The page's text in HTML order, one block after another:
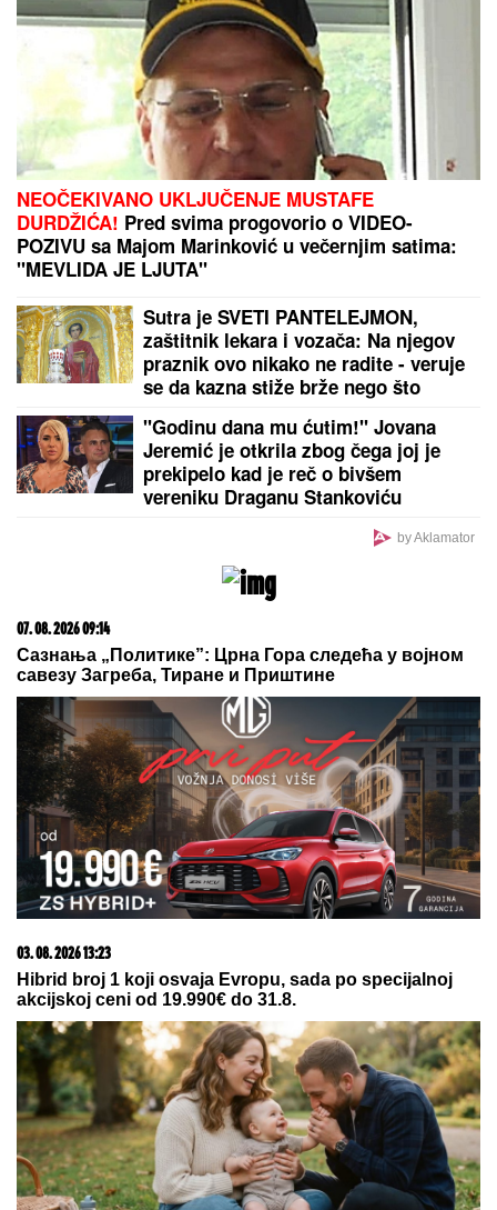
NEOČEKIVANO UKLJUČENJE MUSTAFE
DURDŽIĆA! Pred svima progovorio o VIDEO-
POZIVU sa Majom Marinković u večernjim satima:
"MEVLIDA JE LJUTA"
Sutra je SVETI PANTELEJMON,
zaštitnik lekara i vozača: Na njegov
praznik ovo nikako ne radite - veruje
se da kazna stiže brže nego što
"Godinu dana mu ćutim!" Jovana
Jeremić je otkrila zbog čega joj je
prekipelo kad je reč o bivšem
vereniku Draganu Stankoviću
by Aklamator
07. 08. 2026 09:14
Сазнања „Политике”: Црна Гора следећа у војном
савезу Загреба, Тиране и Приштине
03. 08. 2026 13:23
Hibrid broj 1 koji osvaja Evropu, sada po specijalnoj
akcijskoj ceni od 19.990€ do 31.8.